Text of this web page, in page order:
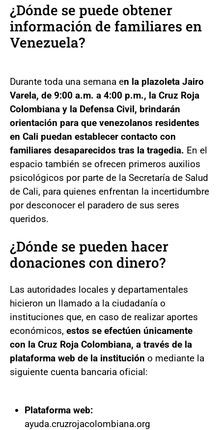
¿Dónde se puede obtener
información de familiares en
Venezuela?
Durante toda una semana en la plazoleta Jairo
Varela, de 9:00 a.m. a 4:00 p.m., la Cruz Roja
Colombiana y la Defensa Civil, brindarán
orientación para que venezolanos residentes
en Cali puedan establecer contacto con
familiares desaparecidos tras la tragedia. En el
espacio también se ofrecen primeros auxilios
psicológicos por parte de la Secretaría de Salud
de Cali, para quienes enfrentan la incertidumbre
por desconocer el paradero de sus seres
queridos.
¿Dónde se pueden hacer
donaciones con dinero?
Las autoridades locales y departamentales
hicieron un llamado a la ciudadanía o
instituciones que, en caso de realizar aportes
económicos, estos se efectúen únicamente
con la Cruz Roja Colombiana, a través de la
plataforma web de la institución o mediante la
siguiente cuenta bancaria oficial:
Plataforma web:
ayuda.cruzrojacolombiana.org